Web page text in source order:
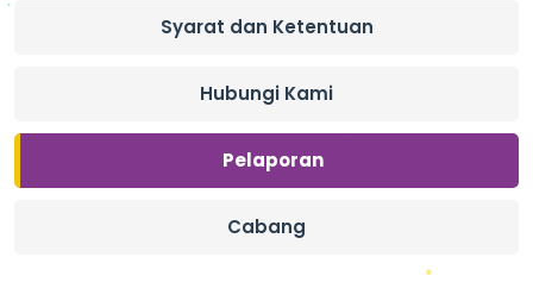
Syarat dan Ketentuan
Hubungi Kami
Pelaporan
Cabang